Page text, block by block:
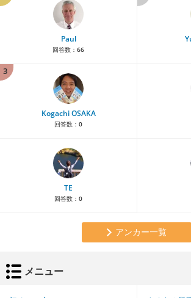
Paul
回答数： 66
3
Kogachi OSAKA
回答数： 0
TE
回答数： 0
アンカー一覧
メニュー